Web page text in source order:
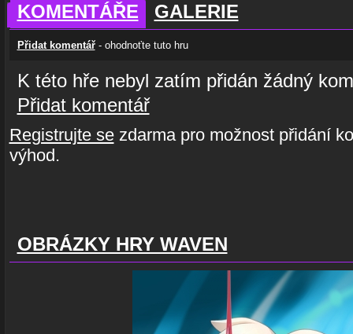
KOMENTÁŘE GALERIE
Přidat komentář- ohodnoťte tuto hru
K této hře nebyl zatím přidán žádný
Přidat komentář
Registrujte sezdarma pro možnost přidání
výhod.
OBRÁZKY HRY WAVEN